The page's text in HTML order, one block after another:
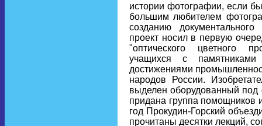
истории фотографии, если
большим любителем
созданию
проект носил в первую
"оптического цветного
учащихся с памятниками
достижениями
народов России.
выделен оборудованный
придана группа помощников
год Прокудин-Горский
прочитаны десятки лекций,